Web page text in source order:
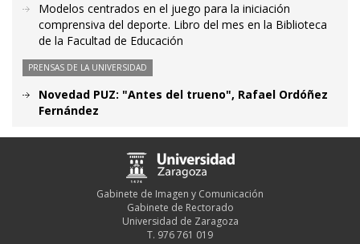
Modelos centrados en el juego para la iniciación
comprensiva del deporte. Libro del mes en la Biblioteca
de la Facultad de Educación
PRENSAS DE LA UNIVERSIDAD
Novedad PUZ: "Antes del trueno", Rafael Ordóñez
Fernández
Gabinete de Imagen y Comunicación
Gabinete de Rectorado
Universidad de Zaragoza
T. 976 761 019